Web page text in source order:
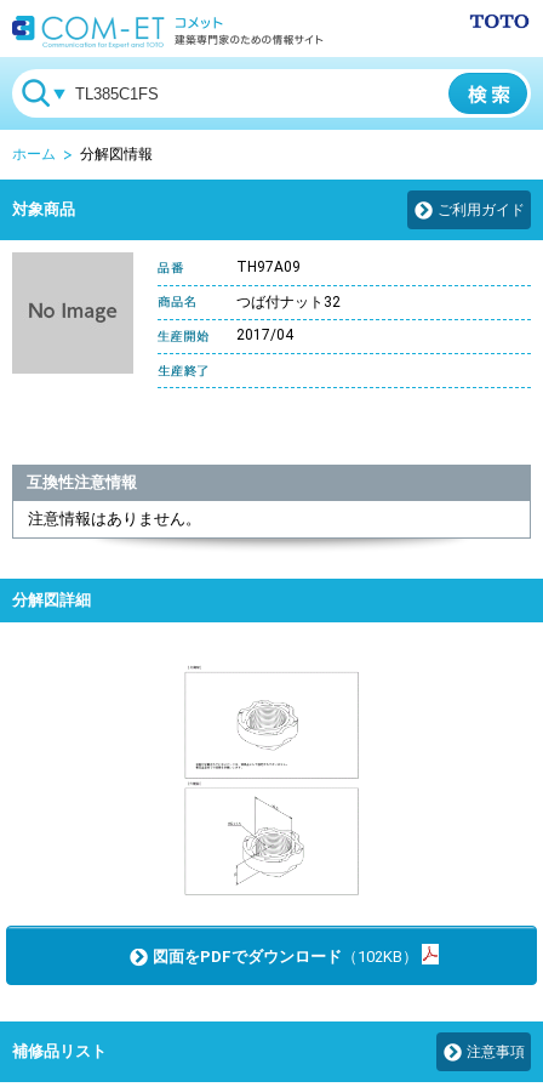
ホーム 分解図情報
対象商品 ご利用ガイド
TH97A09
つば付ナット32
2017/04
互換性注意情報
注意情報はありません。
分解図詳細
図面をPDFでダウンロード （102KB）
補修品リスト 注意事項